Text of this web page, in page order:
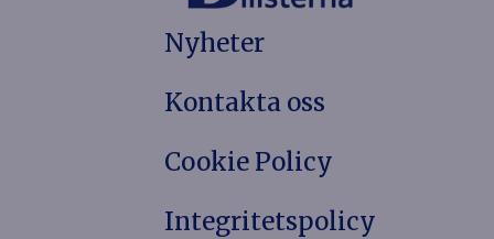
Nyheter
Kontakta oss
Cookie Policy
Integritetspolicy